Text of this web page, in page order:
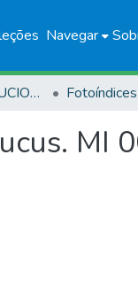
Navegar
PRODUÇÃO INSTITUCIONAL Fotoíndices
MI